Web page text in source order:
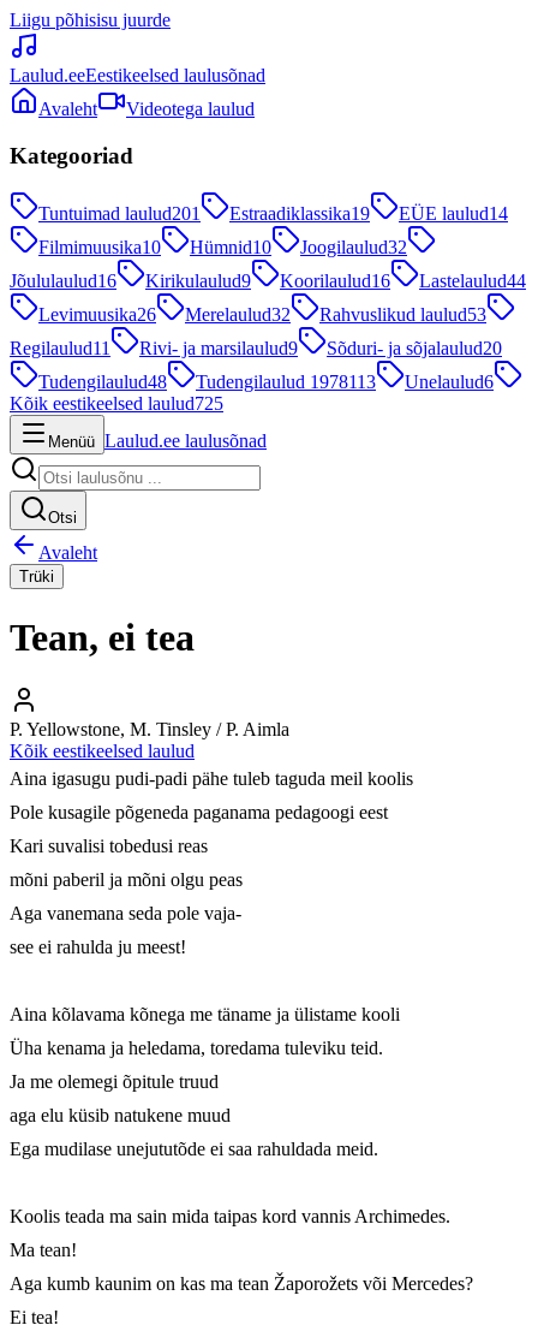
Liigu põhisisu juurde
Laulud.eeEestikeelsed laulusõnad
Avaleht
Videotega laulud
Kategooriad
Tuntuimad laulud201 Estraadiklassika19 EÜE laulud14
Filmimuusika10 Hümnid10 Joogilaulud32
Jõululaulud16 Kirikulaulud9 Koorilaulud16 Lastelaulud44
Levimuusika26 Merelaulud32 Rahvuslikud laulud53
Regilaulud11 Rivi- ja marsilaulud9 Sõduri- ja sõjalaulud20
Tudengilaulud48 Tudengilaulud 1978113 Unelaulud6
Kõik eestikeelsed laulud725
Menüü Laulud.ee laulusõnad
Otsi
Avaleht
Trüki
Tean, ei tea
P. Yellowstone, M. Tinsley / P. Aimla
Kõik eestikeelsed laulud
Aina igasugu pudi-padi pähe tuleb taguda meil koolis
Pole kusagile põgeneda paganama pedagoogi eest
Kari suvalisi tobedusi reas
mõni paberil ja mõni olgu peas
Aga vanemana seda pole vaja-
see ei rahulda ju meest!
Aina kõlavama kõnega me täname ja ülistame kooli
Üha kenama ja heledama, toredama tuleviku teid.
Ja me olemegi õpitule truud
aga elu küsib natukene muud
Ega mudilase unejututõde ei saa rahuldada meid.
Koolis teada ma sain mida taipas kord vannis Archimedes.
Ma tean!
Aga kumb kaunim on kas ma tean Žaporožets või Mercedes?
Ei tea!